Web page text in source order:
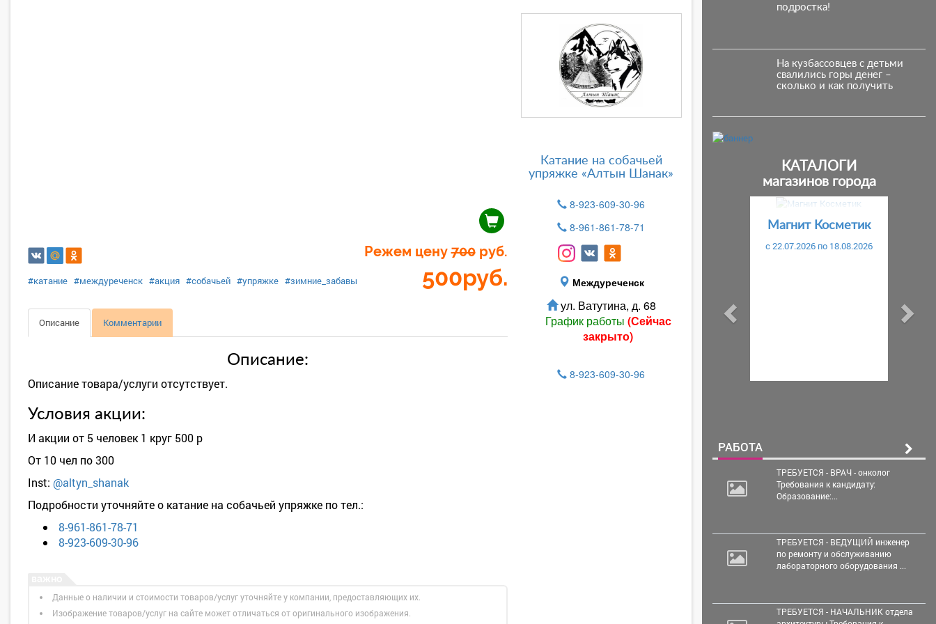
Режем цену700руб.
500руб.
#катание #междуреченск #акция #собачьей #упряжке #зимние_забавы
Описание Комментарии
Описание:
Описание товара/услуги отсутствует.
Условия акции:
И акции от 5 человек 1 круг 500 р
От 10 чел по 300
Inst: @altyn_shanak
Подробности уточняйте о катание на собачьей упряжке по тел.:
8-961-861-78-71
8-923-609-30-96
Данные о наличии и стоимости товаров/услуг уточняйте у компании, предоставляющих их.
Изображение товаров/услуг на сайте может отличаться от оригинального изображения.
Катание на собачьей
упряжке «Алтын Шанак»
8-923-609-30-96
8-961-861-78-71
Междуреченск
ул. Ватутина, д. 68
График работы (Сейчас
закрыто)
8-923-609-30-96
подростка!
На кузбассовцев с детьми
свалились горы денег –
сколько и как получить
КАТАЛОГИ
магазинов города
Магнит Косметик
c 22.07.2026 по 18.08.2026
Предыдущий
РАБОТА
ТРЕБУЕТСЯ - ВРАЧ - онколог
Требования к кандидату:
Образование:...
ТРЕБУЕТСЯ - ВЕДУЩИЙ инженер
по ремонту и обслуживанию
лабораторного оборудования ...
ТРЕБУЕТСЯ - НАЧАЛЬНИК отдела